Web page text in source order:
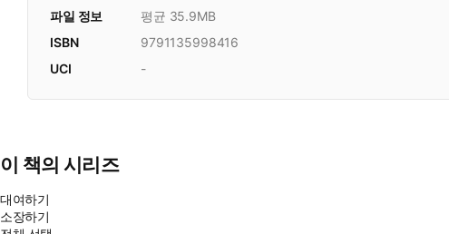
파일 정보
평균 35.9MB
ISBN
9791135998416
UCI
-
이 책의 시리즈
대여하기
소장하기